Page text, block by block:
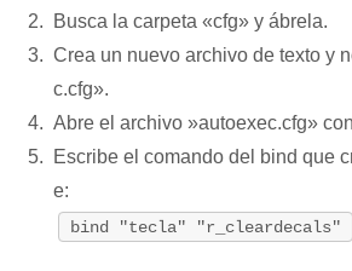
Busca ⁣la carpeta «cfg» y ábrela.
Crea un nuevo archivo de texto y
c.cfg».
Abre el archivo ‌»autoexec.cfg»
Escribe el ‍comando​ del bind que
e:
bind "tecla" "r_cleardecals"